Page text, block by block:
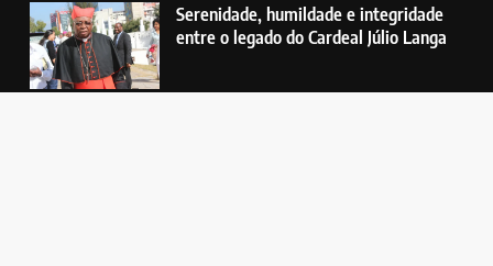
Serenidade, humildade e integridade
entre o legado do Cardeal Júlio Langa